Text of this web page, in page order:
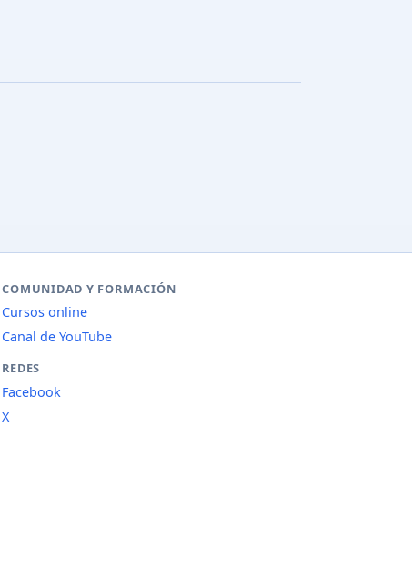
COMUNIDAD Y FORMACIÓN
Cursos online
Canal de YouTube
REDES
Facebook
X